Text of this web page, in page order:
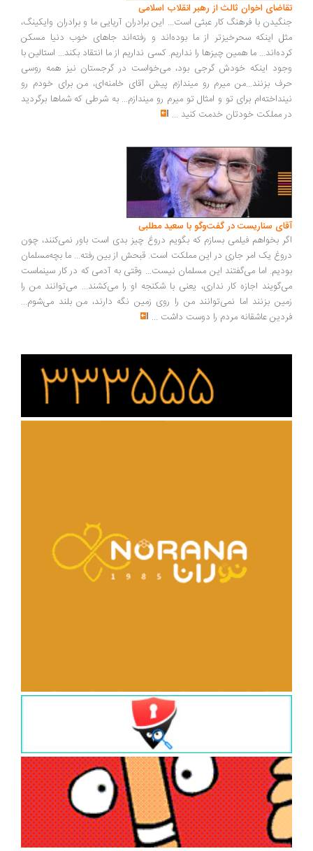
تقاضای اخوان ثالث از رهبر انقلاب اسلامی
جنگیدن با فرهنگ کار عبثی است... این برادران آریایی ما و برادران وایکینگ،
مثل اینکه سحرخیزتر از ما بوده‌اند و رفته‌اند جاهای خوب دنیا مسکن
کرده‌اند... ما همین چیزها را نداریم. کسی نداریم از ما انتقاد بکند... استالین با
وجود اینکه خودش گرجی بود، می‌خواست در گرجستان نیز همه روسی
حرف بزنند...من میرم رو میندازم پیش آقای خامنه‌ای، من برای خودم رو
نینداخته‌ام برای تو و امثال تو میرم رو میندازم... به شرطی که شماها برگردید
در مملکت خودتان خدمت کنید ...
آقای سناریست در گفت‌وگو با سعید مطلبی
اگر بخواهم فیلمی بسازم که بگویم دروغ چیز بدی است باور نمی‌کنند، چون
دروغ یک امر جاری در این مملکت است. قبحش از بین رفته... ما بچه‌مسلمان
بودیم. اما می‌گفتند این مسلمان نیست... وقتی به آدمی که در کار سینماست
می‌گویند اجازه کار نداری، یعنی با شکنجه او را می‌کشند... می‌توانند من را
زمین بزنند اما نمی‌توانند من را روی زمین نگه دارند، من بلند می‌شوم...
فردین عاشقانه مردم را دوست داشت ...